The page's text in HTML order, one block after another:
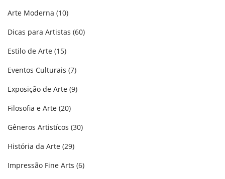
Arte Moderna (10)
Dicas para Artistas (60)
Estilo de Arte (15)
Eventos Culturais (7)
Exposição de Arte (9)
Filosofia e Arte (20)
Gêneros Artistícos (30)
História da Arte (29)
Impressão Fine Arts (6)